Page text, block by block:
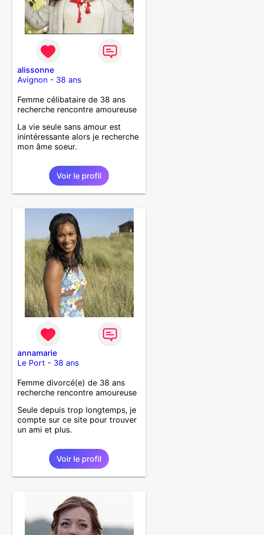
alissonne
Avignon - 38 ans
Femme célibataire de 38 ans
recherche rencontre amoureuse
La vie seule sans amour est
inintéressante alors je recherche
mon âme soeur.
Voir le profil
annamarie
Le Port - 38 ans
Femme divorcé(e) de 38 ans
recherche rencontre amoureuse
Seule depuis trop longtemps, je
compte sur ce site pour trouver
un ami et plus.
Voir le profil